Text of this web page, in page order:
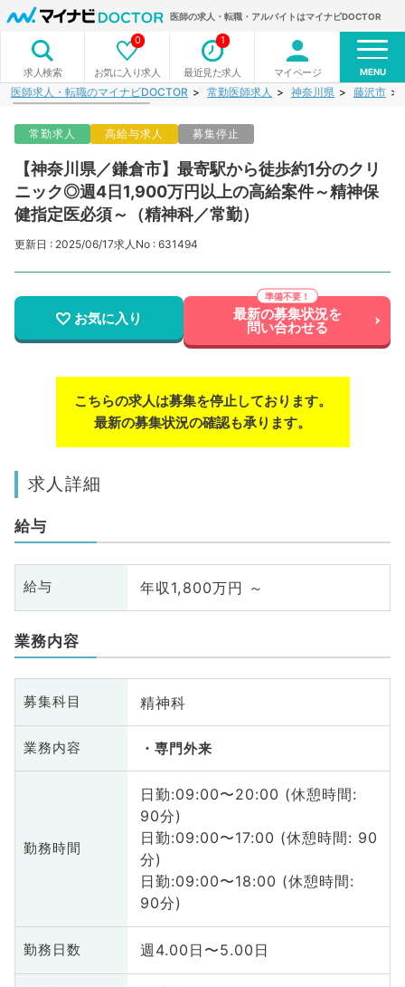
医師の求人・転職・アルバイトはマイナビDOCTOR
求人検索 お気に入り求人
0
最近見た求人
1
マイページ MENU
医師求人・転職のマイナビDOCTOR 常勤医師求人 神奈川県 藤沢市
常勤求人 高給与求人 募集停止
【神奈川県／鎌倉市】最寄駅から徒歩約1分のクリ
ニック◎週4日1,900万円以上の高給案件～精神保
健指定医必須～（精神科／常勤）
更新日 : 2025/06/17求人No : 631494
お気に入り 最新の募集状況を
問い合わせる
こちらの求人は募集を停止しております。
最新の募集状況の確認も承ります。
求人詳細
給与
給与 年収1,800万円 ～
業務内容
募集科目 精神科
業務内容 専門外来
勤務時間
日勤:09:00〜20:00 (休憩時間:
90分)
日勤:09:00〜17:00 (休憩時間: 90
分)
日勤:09:00〜18:00 (休憩時間:
90分)
勤務日数 週4.00日〜5.00日